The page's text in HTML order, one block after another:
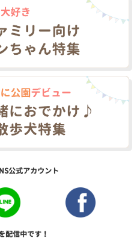
公式アカウント
配信中です！